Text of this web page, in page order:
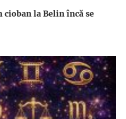
cioban la Belin încă se